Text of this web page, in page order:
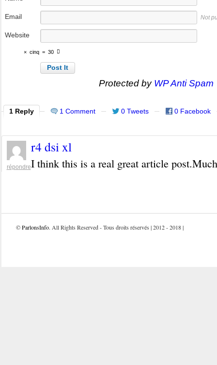
Email Not
Website
× cinq = 30
Protected by WP Anti Spam
1 Reply 1 Comment 0 Tweets 0 Facebook
r4 dsi xl
I think this is a real great article
répondre
©ParlonsInfo. All Rights Reserved - Tous droits réservés | 2012 - 2018 |